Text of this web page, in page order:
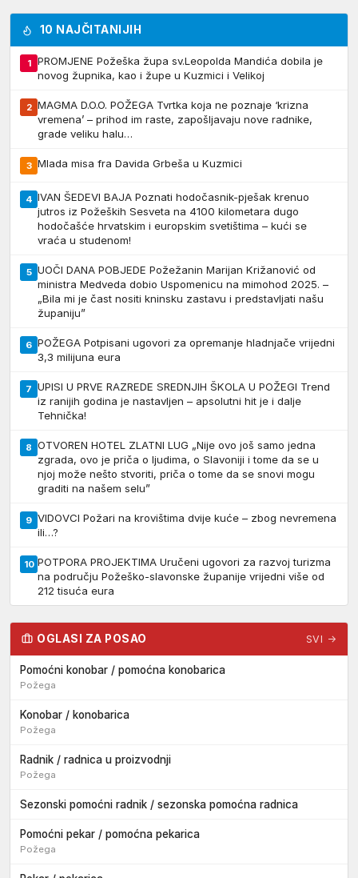
10 NAJČITANIJIH
1
PROMJENE Požeška župa sv.Leopolda Mandića dobila je
novog župnika, kao i župe u Kuzmici i Velikoj
2 MAGMA D.O.O. POŽEGA Tvrtka koja ne poznaje ‘krizna
vremena’ – prihod im raste, zapošljavaju nove radnike,
grade veliku halu…
3 Mlada misa fra Davida Grbeša u Kuzmici
4 IVAN ŠEDEVI BAJA Poznati hodočasnik-pješak krenuo
jutros iz Požeških Sesveta na 4100 kilometara dugo
hodočašće hrvatskim i europskim svetištima – kući se
vraća u studenom!
5 UOČI DANA POBJEDE Požežanin Marijan Križanović od
ministra Medveda dobio Uspomenicu na mimohod 2025. –
„Bila mi je čast nositi kninsku zastavu i predstavljati našu
županiju”
6 POŽEGA Potpisani ugovori za opremanje hladnjače vrijedni
3,3 milijuna eura
7 UPISI U PRVE RAZREDE SREDNJIH ŠKOLA U POŽEGI Trend
iz ranijih godina je nastavljen – apsolutni hit je i dalje
Tehnička!
8 OTVOREN HOTEL ZLATNI LUG „Nije ovo još samo jedna
zgrada, ovo je priča o ljudima, o Slavoniji i tome da se u
njoj može nešto stvoriti, priča o tome da se snovi mogu
graditi na našem selu”
9 VIDOVCI Požari na krovištima dvije kuće – zbog nevremena
ili…?
10 POTPORA PROJEKTIMA Uručeni ugovori za razvoj turizma
na području Požeško-slavonske županije vrijedni više od
212 tisuća eura
OGLASI ZA POSAO SVI →
Pomoćni konobar / pomoćna konobarica
Požega
Konobar / konobarica
Požega
Radnik / radnica u proizvodnji
Požega
Sezonski pomoćni radnik / sezonska pomoćna radnica
Pomoćni pekar / pomoćna pekarica
Požega